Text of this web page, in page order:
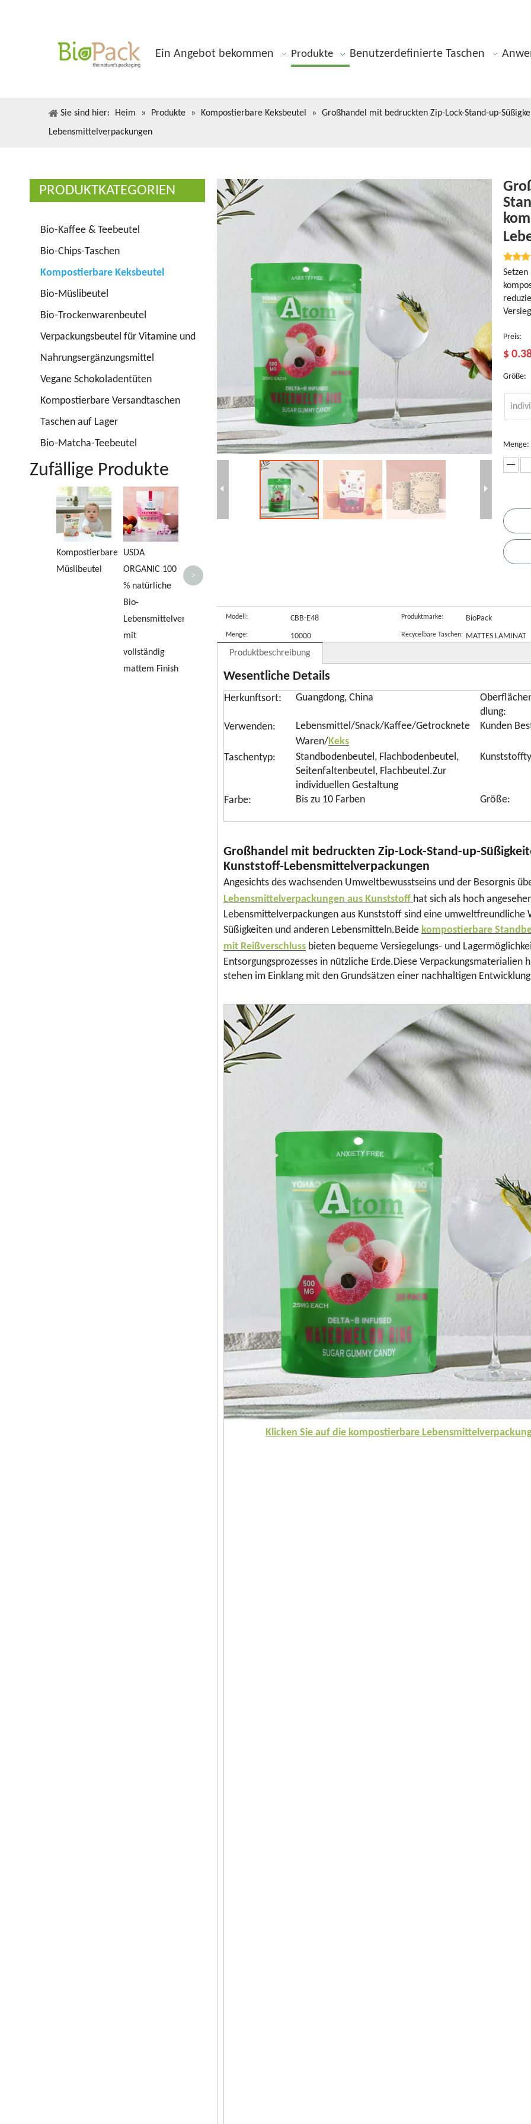
Ein Angebot bekommen Produkte Benutzerdefinierte Taschen
Sie sind hier: Heim » Produkte » Kompostierbare Keksbeutel »
Großhandel mit bedruckten Zip-Lock-Stand-up-
Lebensmittelverpackungen
PRODUKTKATEGORIEN
Bio-Kaffee & Teebeutel
Bio-Chips-Taschen
Kompostierbare Keksbeutel
Bio-Müslibeutel
Bio-Trockenwarenbeutel
Verpackungsbeutel für Vitamine und
Nahrungsergänzungsmittel
Vegane Schokoladentüten
Kompostierbare Versandtaschen
Taschen auf Lager
Bio-Matcha-Teebeutel
Zufällige Produkte
Kompostierbarer
Müslibeutel
USDA
ORGANIC 100
% natürliche
Bio-
Lebensmittelverpackungsbeutel
mit
vollständig
mattem Finish
Coffee Bag
250g
Benutzerdefinierte
Größe Stand
Kompostierbare
Kaffeeverpackung
Bio-Ingwer-
Teebeutel
aus Zellophan
>
Preis:
$
Größe:
Menge:
Modell: CBB-E48 Produktmarke: BioPack
Menge: 10000 Recycelbare Taschen: MATTES LAMINAT
Produktbeschreibung
Wesentliche Details
Herkunftsort: Guangdong, China
dlung:
Verwenden:
Lebensmittel/Snack/Kaffee/Getrocknete
Waren/Keks
Kunden
Taschentyp:
Standbodenbeutel, Flachbodenbeutel,
Seitenfaltenbeutel, Flachbeutel.Zur
individuellen Gestaltung
Farbe:
Bis zu 10 Farben Größe:
Großhandel mit bedruckten Zip-Lock-Stand-up-
Kunststoff-Lebensmittelverpackungen
Angesichts des wachsenden Umweltbewusstseins und der Besorgnis
Lebensmittelverpackungen aus Kunststoff hat sich als hoch
Lebensmittelverpackungen aus Kunststoff sind eine umweltfreundliche
Süßigkeiten und anderen Lebensmitteln.Beide kompostierbare
mit Reißverschluss bieten bequeme Versiegelungs- und
Entsorgungsprozesses in nützliche Erde.Diese
stehen im Einklang mit den Grundsätzen einer nachhaltigen
Klicken Sie auf die kompostierbare